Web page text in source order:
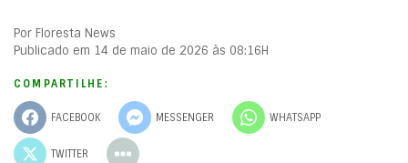
Por Floresta News
Publicado em 14 de maio de 2026 às 08:16H
COMPARTILHE:
FACEBOOK MESSENGER WHATSAPP
TWITTER